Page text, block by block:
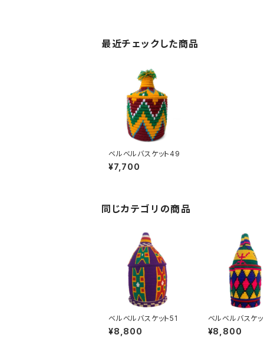
最近チェックした商品
ベルベルバスケット49
¥7,700
同じカテゴリの商品
ベルベルバスケット51
¥8,800
ベルベルバスケ
¥8,800